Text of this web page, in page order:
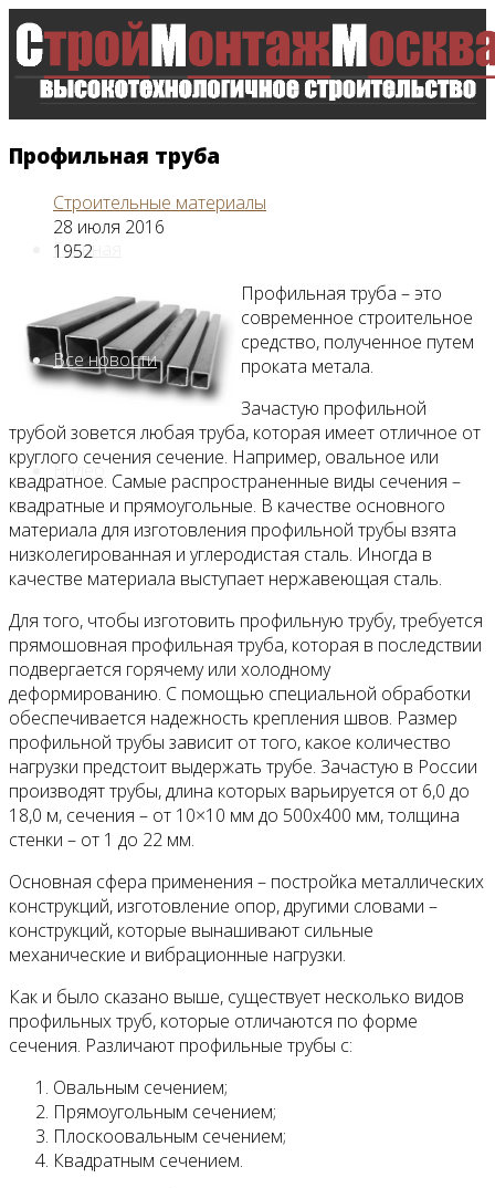
Главная
Все новости
Видео
Профильная труба
Строительные материалы
28 июля 2016
1952
Профильная труба – это
современное строительное
средство, полученное путем
проката метала.
Зачастую профильной
трубой зовется любая труба, которая имеет отличное от
круглого сечения сечение. Например, овальное или
квадратное. Самые распространенные виды сечения –
квадратные и прямоугольные. В качестве основного
материала для изготовления профильной трубы взята
низколегированная и углеродистая сталь. Иногда в
качестве материала выступает нержавеющая сталь.
Для того, чтобы изготовить профильную трубу, требуется
прямошовная профильная труба, которая в последствии
подвергается горячему или холодному
деформированию. С помощью специальной обработки
обеспечивается надежность крепления швов. Размер
профильной трубы зависит от того, какое количество
нагрузки предстоит выдержать трубе. Зачастую в России
производят трубы, длина которых варьируется от 6,0 до
18,0 м, сечения – от 10×10 мм до 500x400 мм, толщина
стенки – от 1 до 22 мм.
Основная сфера применения – постройка металлических
конструкций, изготовление опор, другими словами –
конструкций, которые вынашивают сильные
механические и вибрационные нагрузки.
Как и было сказано выше, существует несколько видов
профильных труб, которые отличаются по форме
сечения. Различают профильные трубы с:
Овальным сечением;
Прямоугольным сечением;
Плоскоовальным сечением;
Квадратным сечением.